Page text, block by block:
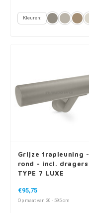
Kleuren:
Grijze trapleuning -
rond - incl. dragers
TYPE 7 LUXE
€95,75
Op maat van 30 - 595 cm